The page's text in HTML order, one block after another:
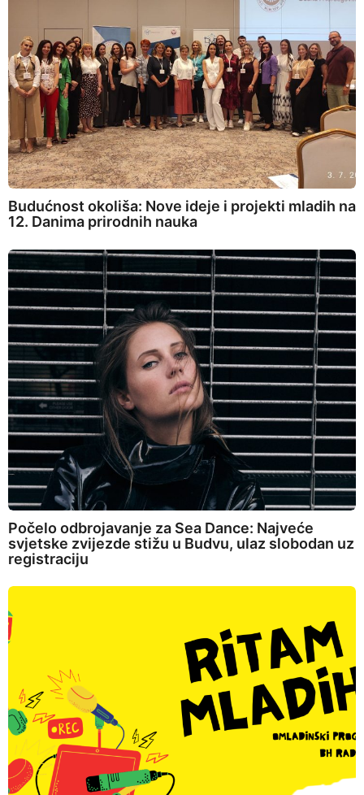
Budućnost okoliša: Nove ideje i projekti mladih na
12. Danima prirodnih nauka
Počelo odbrojavanje za Sea Dance: Najveće
svjetske zvijezde stižu u Budvu, ulaz slobodan uz
registraciju